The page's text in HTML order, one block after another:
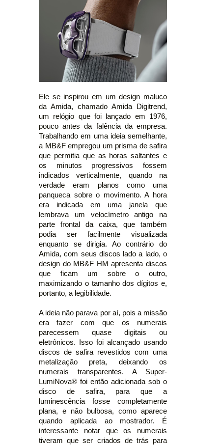
Ele se inspirou em um design maluco
da Amida, chamado Amida Digitrend,
um relógio que foi lançado em 1976,
pouco antes da falência da empresa.
Trabalhando em uma ideia semelhante,
a MB&F empregou um prisma de safira
que permitia que as horas saltantes e
os minutos progressivos fossem
indicados verticalmente, quando na
verdade eram planos como uma
panqueca sobre o movimento. A hora
era indicada em uma janela que
lembrava um velocímetro antigo na
parte frontal da caixa, que também
podia ser facilmente visualizada
enquanto se dirigia. Ao contrário do
Amida, com seus discos lado a lado, o
design do MB&F HM apresenta discos
que ficam um sobre o outro,
maximizando o tamanho dos dígitos e,
portanto, a legibilidade.
A ideia não parava por aí, pois a missão
era fazer com que os numerais
parecessem quase digitais ou
eletrônicos. Isso foi alcançado usando
discos de safira revestidos com uma
metalização preta, deixando os
numerais transparentes. A Super-
LumiNova® foi então adicionada sob o
disco de safira, para que a
luminescência fosse completamente
plana, e não bulbosa, como aparece
quando aplicada ao mostrador. É
interessante notar que os numerais
tiveram que ser criados de trás para